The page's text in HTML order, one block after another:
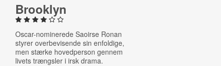
Brooklyn
Oscar-nominerede Saoirse Ronan
styrer overbevisende sin enfoldige,
men stærke hovedperson gennem
livets trængsler i irsk drama.